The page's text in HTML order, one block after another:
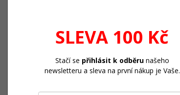
SLEVA 100 Kč
Stačí se přihlásit k odběrunašeho
newsletteru a sleva na první nákup je Vaše.